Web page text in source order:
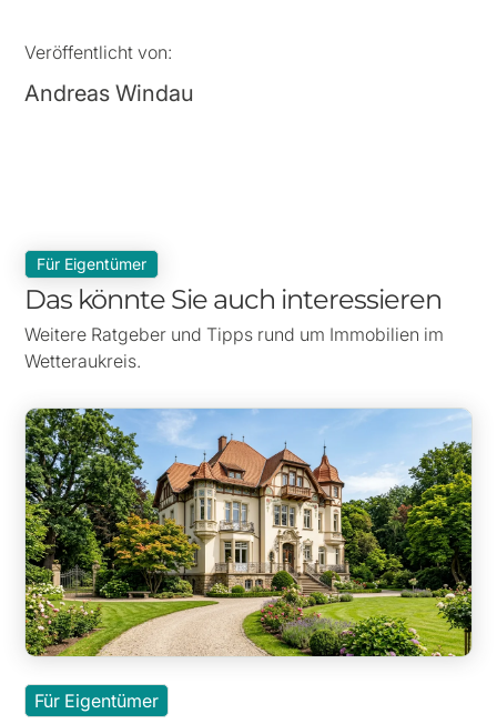
Veröffentlicht von:
Andreas Windau
Für Eigentümer
Das könnte Sie auch interessieren
Weitere Ratgeber und Tipps rund um Immobilien im
Wetteraukreis.
Für Eigentümer